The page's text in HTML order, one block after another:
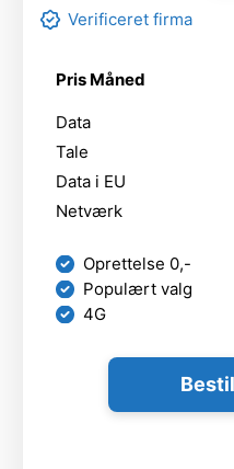
Verificeret firma
Pris Måned
Data
Tale
Data i EU
Netværk
Oprettelse 0,-
Populært valg
4G